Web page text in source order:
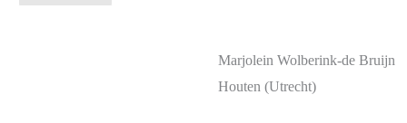
Marjolein Wolberink-de Bruijn
Houten (Utrecht)